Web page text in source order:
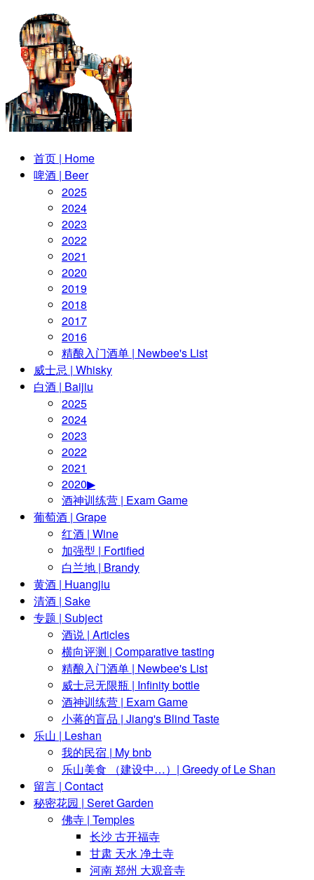
首页 | Home
啤酒 | Beer
2025
2024
2023
2022
2021
2020
2019
2018
2017
2016
精酿入门酒单 | Newbee's List
威士忌 | Whisky
白酒 | Baijiu
2025
2024
2023
2022
2021
2020▶
酒神训练营 | Exam Game
葡萄酒 | Grape
红酒 | Wine
加强型 | Fortified
白兰地 | Brandy
黄酒 | Huangjiu
清酒 | Sake
专题 | Subject
酒说 | Articles
横向评测 | Comparative tasting
精酿入门酒单 | Newbee's List
威士忌无限瓶 | Infinity bottle
酒神训练营 | Exam Game
小蒋的盲品 | Jiang's Blind Taste
乐山 | Leshan
我的民宿 | My bnb
乐山美食 （建设中…）| Greedy of Le Shan
留言 | Contact
秘密花园 | Seret Garden
佛寺 | Temples
长沙 古开福寺
甘肃 天水 净土寺
河南 郑州 大观音寺